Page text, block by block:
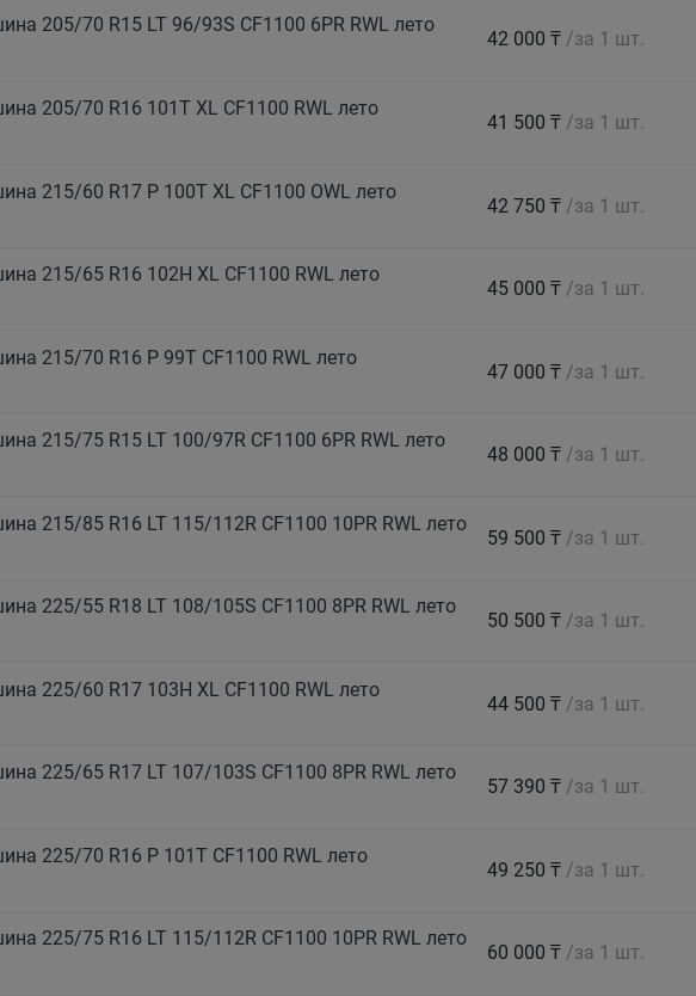
205/70 R15 LT 96/93S CF1100 6PR RWL лето
42 000 ₸ /за 1 шт.
205/70 R16 101T XL CF1100 RWL лето
41 500 ₸ /за 1 шт.
215/60 R17 P 100T XL CF1100 OWL лето
42 750 ₸ /за 1 шт.
215/65 R16 102H XL CF1100 RWL лето
45 000 ₸ /за 1 шт.
215/70 R16 P 99T CF1100 RWL лето
47 000 ₸ /за 1 шт.
215/75 R15 LT 100/97R CF1100 6PR RWL лето
48 000 ₸ /за 1 шт.
215/85 R16 LT 115/112R CF1100 10PR RWL лето
59 500 ₸ /за 1 шт.
225/55 R18 LT 108/105S CF1100 8PR RWL лето
50 500 ₸ /за 1 шт.
225/60 R17 103H XL CF1100 RWL лето
44 500 ₸ /за 1 шт.
225/65 R17 LT 107/103S CF1100 8PR RWL лето
57 390 ₸ /за 1 шт.
225/70 R16 P 101T CF1100 RWL лето
49 250 ₸ /за 1 шт.
225/75 R16 LT 115/112R CF1100 10PR RWL лето
60 000 ₸ /за 1 шт.